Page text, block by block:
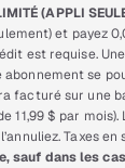
(APPLI
et payez
est requise.
se
facturé sur une
11,99 $ par mois).
Taxes en
sauf dans les